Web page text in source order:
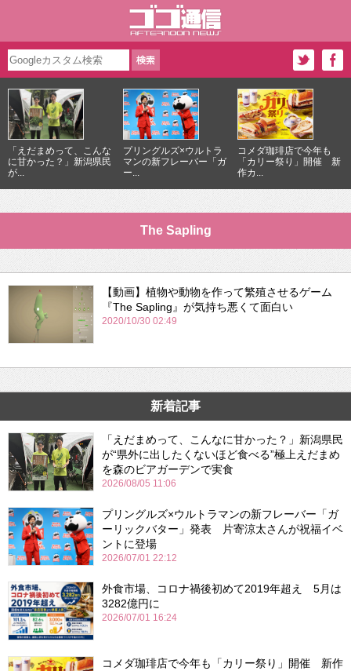
「えだまめって、こんな
に甘かった？」新潟県民
が...
プリングルズ×ウルトラ
マンの新フレーバー「ガ
ー...
コメダ珈琲店で今年も
「カリー祭り」開催 新
作カ...
The Sapling
【動画】植物や動物を作って繁殖させるゲーム
『The Sapling』が気持ち悪くて面白い
2020/10/30 02:49
新着記事
「えだまめって、こんなに甘かった？」新潟県民
が“県外に出したくないほど食べる”極上えだまめ
を森のビアガーデンで実食
2026/08/05 11:06
プリングルズ×ウルトラマンの新フレーバー「ガ
ーリックバター」発表 片寄涼太さんが祝福イベ
ントに登場
2026/07/01 22:12
外食市場、コロナ禍後初めて2019年超え 5月は
3282億円に
2026/07/01 16:24
コメダ珈琲店で今年も「カリー祭り」開催 新作